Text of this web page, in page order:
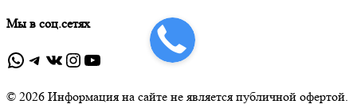
Мы в соц.сетях
WhatsApp
Telegram
ВКонтакте
Instagram
YouTube
© 2026 Информация на сайте не является публичной офертой.